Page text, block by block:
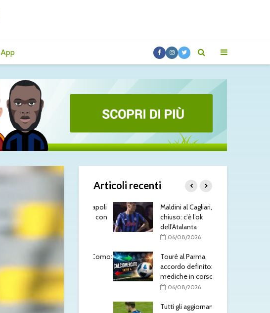
App
Articoli recenti
Gabriel Jesus, il Napoli
l’Arsenal
06/08/2026
ufficiale il
trasferimento in
06/08/2026
Maldini al Cagliari, affare
chiuso: c’è l’ok
dell’Atalanta
06/08/2026
Touré al Parma,
accordo definito: visite
mediche in corso
06/08/2026
Tutti gli aggiornamenti